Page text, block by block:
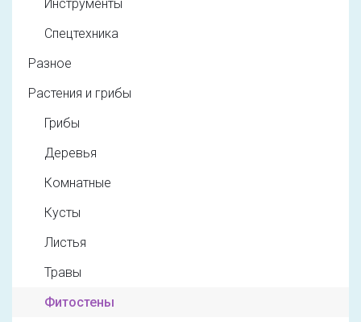
Инструменты
Спецтехника
Разное
Растения и грибы
Грибы
Деревья
Комнатные
Кусты
Листья
Травы
Фитостены